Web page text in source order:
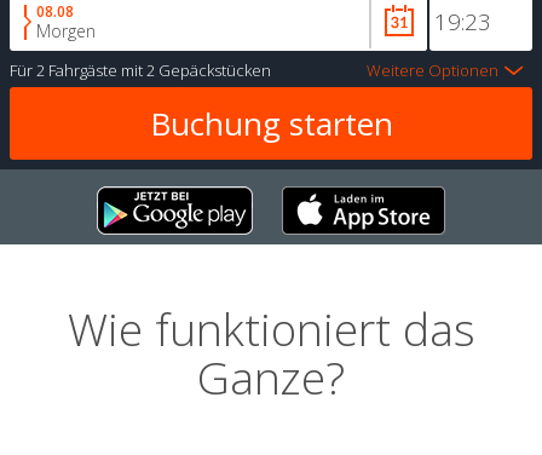
08.08
Morgen
Für2 Fahrgäste mit2 Gepäckstücken Weitere Optionen
Wie funktioniert das
Ganze?